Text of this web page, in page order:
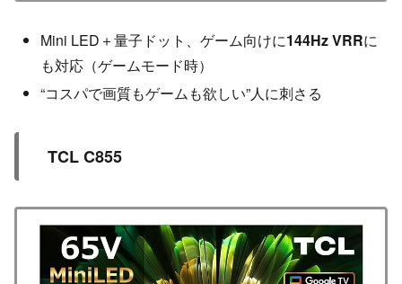
Mini LED＋量子ドット、ゲーム向けに144Hz VRRに
も対応（ゲームモード時）
“コスパで画質もゲームも欲しい”人に刺さる
TCL C855